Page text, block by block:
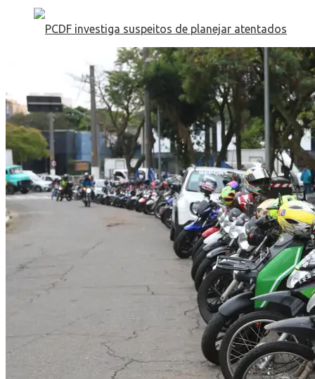
PCDF investiga suspeitos de planejar
atentados no período eleitoral
União Brasil decide pela neutralidade na
eleição presidencial